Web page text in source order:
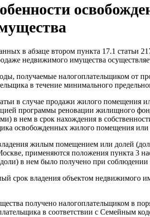
в абзаце втором пункта 17.1 статьи
недвижимого имущества
получаемые налогоплательщиком
в течение минимального
в случае продажи жилого помещения
программы реновации жилищного
нем в срок нахождения в
освобожденных жилого помещения
жилым помещением или долей
применяются положения пункта 3
в нем было получено при соблюдении
срок владения объектом недвижимого
получено налогоплательщиком в
в соответствии с Семейным